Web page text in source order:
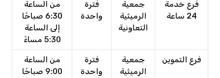
فرع خدمة
24 ساعة
جمعية
الرميثية
التعاونية
فترة
واحدة
من الساعة
6:30 صباحًا
إلى الساعة
5:30 مساءً
فرع التموين
جمعية
الرميثية
فترة
واحدة
من الساعة
9:00 صباحًا